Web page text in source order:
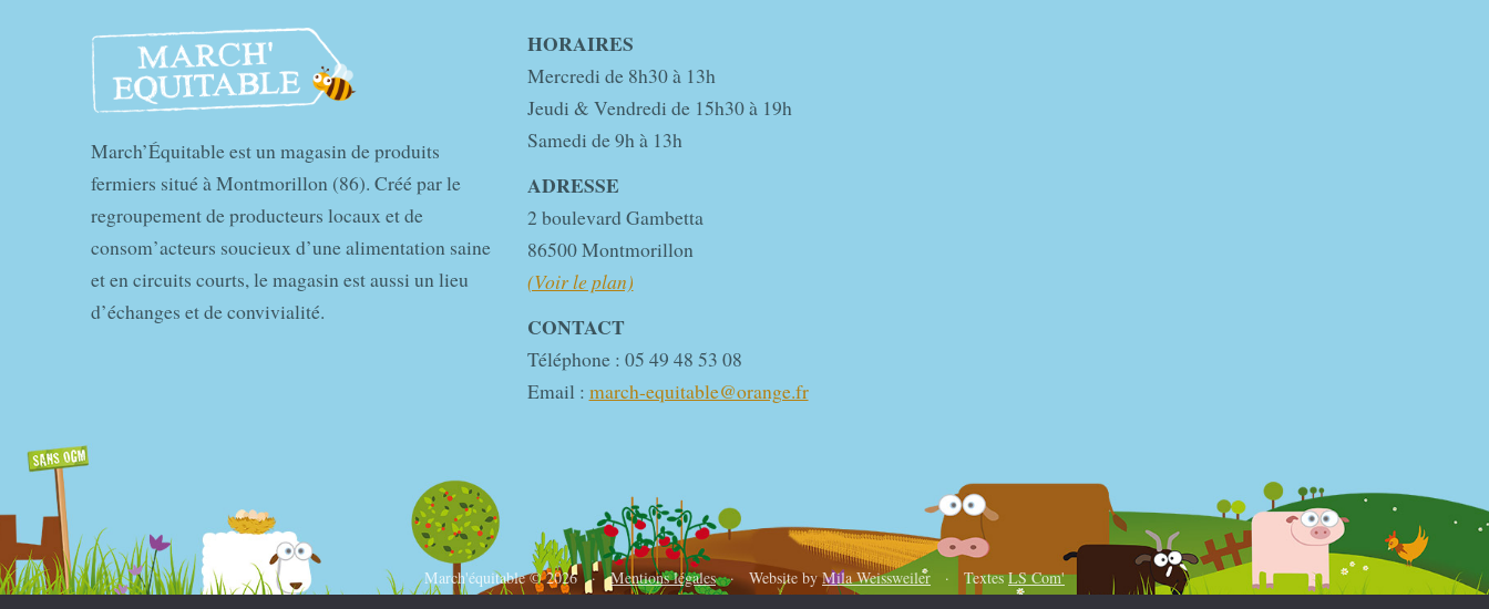
March’Équitable est un magasin de produits
fermiers situé à Montmorillon (86). Créé par le
regroupement de producteurs locaux et de
consom’acteurs soucieux d’une alimentation saine
et en circuits courts, le magasin est aussi un lieu
d’échanges et de convivialité.
HORAIRES
Mercredi de 8h30 à 13h
Jeudi & Vendredi de 15h30 à 19h
Samedi de 9h à 13h
ADRESSE
2 boulevard Gambetta
86500 Montmorillon
(Voir le plan)
CONTACT
Téléphone : 05 49 48 53 08
Email : march-equitable@orange.fr
March'équitable © 2026 ·Mentions légales· Website byMila Weissweiler · TextesLS Com'